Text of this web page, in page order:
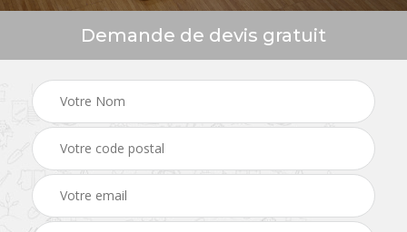
Demande de devis gratuit